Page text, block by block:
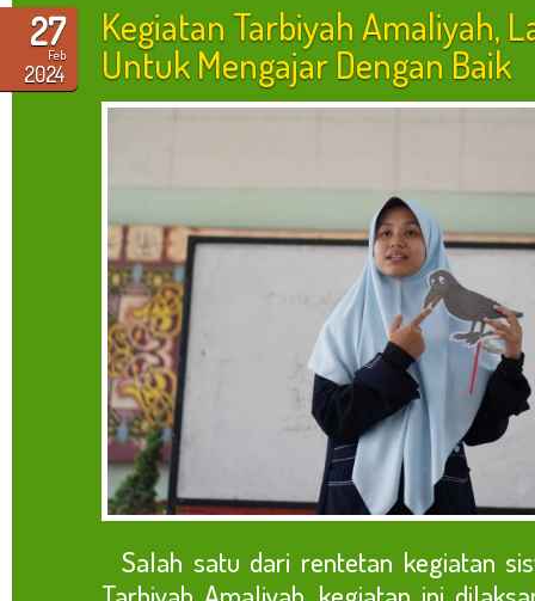
27
Feb
2024
Kegiatan Tarbiyah Amaliyah,
Untuk Mengajar Dengan Baik
Salah satu dari rentetan kegiatan